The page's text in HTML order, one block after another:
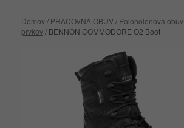
Domov/ PRACOVNÁ OBUV/ Poloholeňová obuv
prvkov/ BENNON COMMODORE O2 Boot